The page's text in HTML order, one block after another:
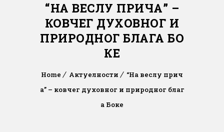
“НА ВЕСЛУ ПРИЧА” –
КОВЧЕГ ДУХОВНОГ И
ПРИРОДНОГ БЛАГА БО
КЕ
Home Актуелности
“На веслу прич
а” – ковчег духовног и природног благ
а Боке